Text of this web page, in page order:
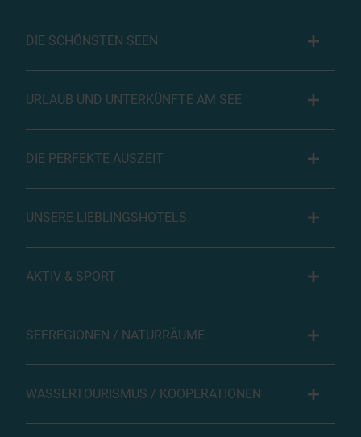
DIE SCHÖNSTEN SEEN
URLAUB UND UNTERKÜNFTE AM SEE
DIE PERFEKTE AUSZEIT
UNSERE LIEBLINGSHOTELS
AKTIV & SPORT
SEEREGIONEN / NATURRÄUME
WASSERTOURISMUS / KOOPERATIONEN